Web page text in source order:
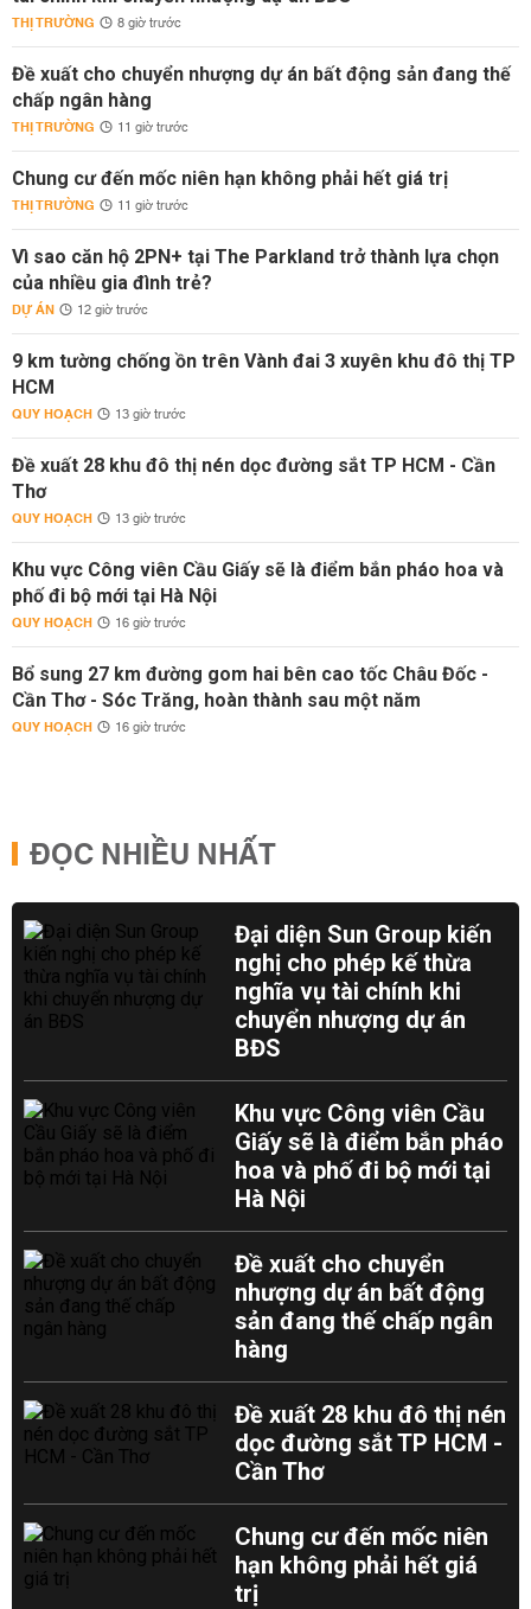
THỊ TRƯỜNG 8 giờ trước
Đề xuất cho chuyển nhượng dự án bất động sản đang thế
chấp ngân hàng
THỊ TRƯỜNG 11 giờ trước
Chung cư đến mốc niên hạn không phải hết giá trị
THỊ TRƯỜNG 11 giờ trước
Vì sao căn hộ 2PN+ tại The Parkland trở thành lựa chọn
của nhiều gia đình trẻ?
DỰ ÁN 12 giờ trước
9 km tường chống ồn trên Vành đai 3 xuyên khu đô thị TP
HCM
QUY HOẠCH 13 giờ trước
Đề xuất 28 khu đô thị nén dọc đường sắt TP HCM - Cần
Thơ
QUY HOẠCH 13 giờ trước
Khu vực Công viên Cầu Giấy sẽ là điểm bắn pháo hoa và
phố đi bộ mới tại Hà Nội
QUY HOẠCH 16 giờ trước
Bổ sung 27 km đường gom hai bên cao tốc Châu Đốc -
Cần Thơ - Sóc Trăng, hoàn thành sau một năm
QUY HOẠCH 16 giờ trước
ĐỌC NHIỀU NHẤT
Đại diện Sun Group kiến
nghị cho phép kế thừa
nghĩa vụ tài chính khi
chuyển nhượng dự án
BĐS
Khu vực Công viên Cầu
Giấy sẽ là điểm bắn pháo
hoa và phố đi bộ mới tại
Hà Nội
Đề xuất cho chuyển
nhượng dự án bất động
sản đang thế chấp ngân
hàng
Đề xuất 28 khu đô thị nén
dọc đường sắt TP HCM -
Cần Thơ
Chung cư đến mốc niên
hạn không phải hết giá
trị